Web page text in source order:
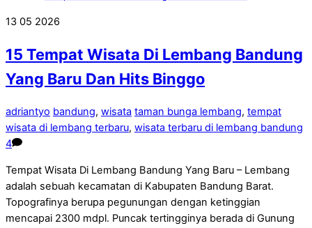
13 05 2026
15 Tempat Wisata Di Lembang Bandung
Yang Baru Dan Hits Binggo
adriantyo bandung, wisata taman bunga lembang, tempat
wisata di lembang terbaru, wisata terbaru di lembang bandung
4
Tempat Wisata Di Lembang Bandung Yang Baru – Lembang
adalah sebuah kecamatan di Kabupaten Bandung Barat.
Topografinya berupa pegunungan dengan ketinggian
mencapai 2300 mdpl. Puncak tertingginya berada di Gunung